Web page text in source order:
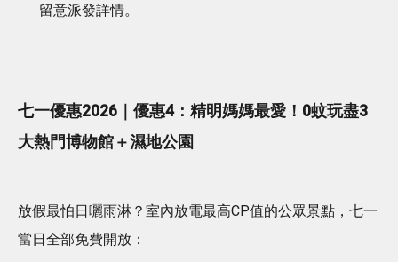
留意派發詳情。
七一優惠2026｜優惠4：精明媽媽最愛！0蚊玩盡3
大熱門博物館＋濕地公園
放假最怕日曬雨淋？室內放電最高CP值的公眾景點，七一
當日全部免費開放：